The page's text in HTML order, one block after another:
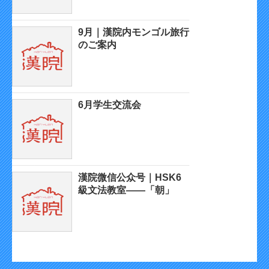
9月｜漢院内モンゴル旅行
のご案内
6月学生交流会
漢院微信公众号｜HSK6
級文法教室——「朝」